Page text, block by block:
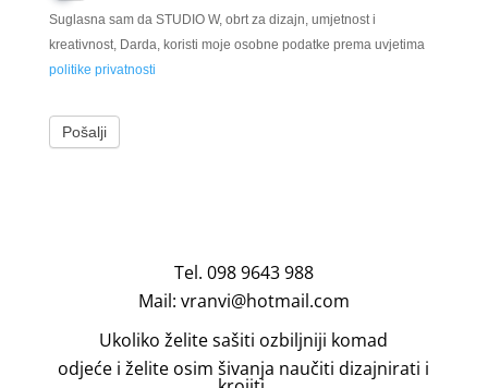
Suglasna sam da STUDIO W, obrt za dizajn, umjetnost i
kreativnost, Darda, koristi moje osobne podatke prema uvjetima
politike privatnosti
Pošalji
Tel. 098 9643 988
Mail: vranvi@hotmail.com
Ukoliko želite sašiti ozbiljniji komad
odjeće i želite osim šivanja naučiti dizajnirati i